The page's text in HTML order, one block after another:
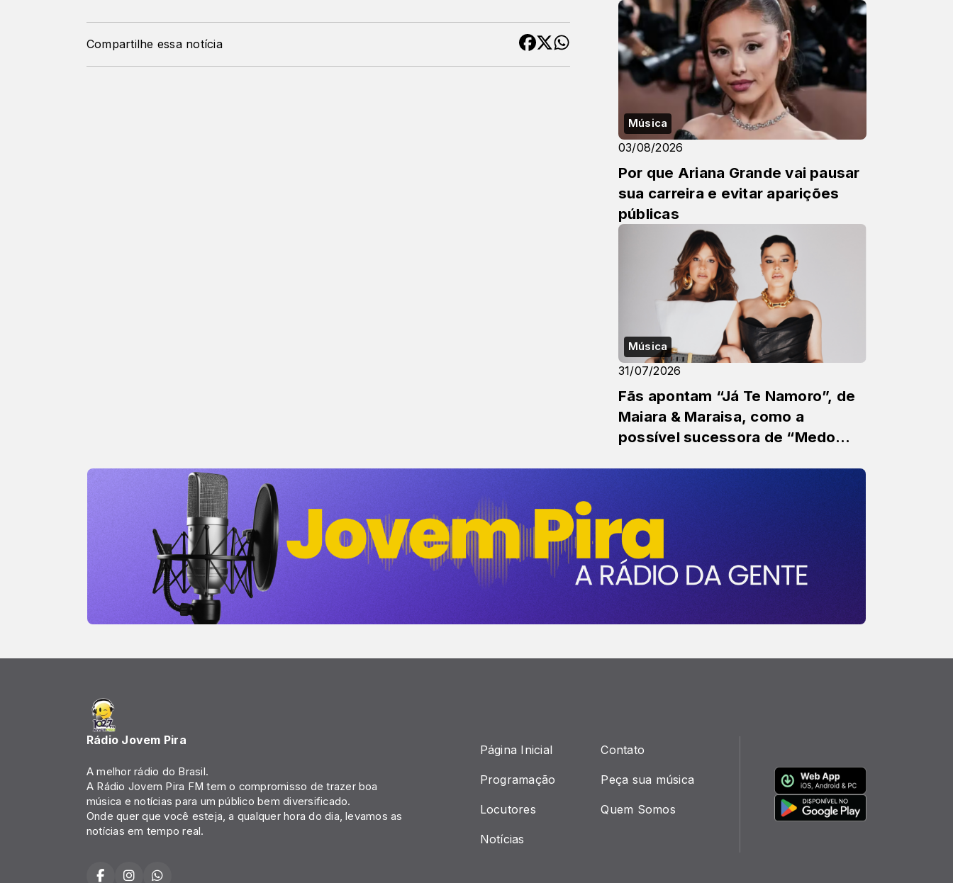
Compartilhe essa notícia
Música
03/08/2026
Por que Ariana Grande vai pausar
sua carreira e evitar aparições
públicas
Música
31/07/2026
Fãs apontam “Já Te Namoro”, de
Maiara & Maraisa, como a
possível sucessora de “Medo
Rádio Jovem Pira
A melhor rádio do Brasil.
A Rádio Jovem Pira FM tem o compromisso de trazer boa
música e notícias para um público bem diversificado.
Onde quer que você esteja, a qualquer hora do dia, levamos as
notícias em tempo real.
Página Inicial
Programação
Locutores
Notícias
Contato
Peça sua música
Quem Somos